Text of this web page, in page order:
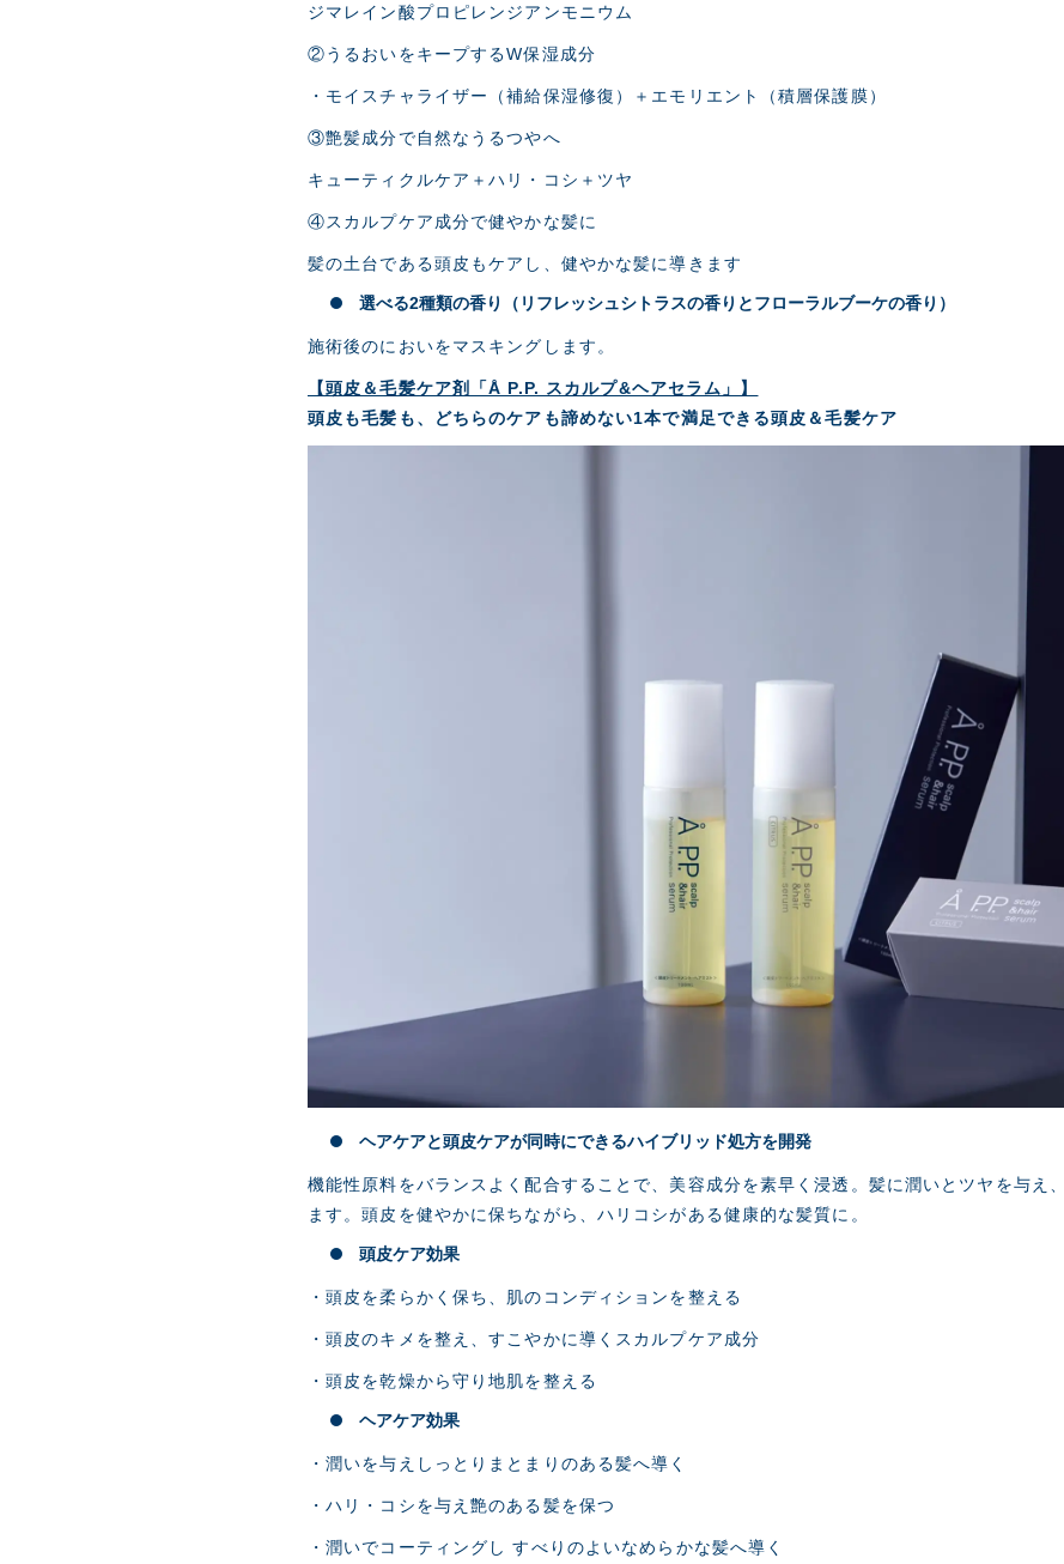
ジマレイン酸プロピレンジアンモニウム
②うるおいをキープするW保湿成分
・モイスチャライザー（補給保湿修復）＋エモリエント（積層保護膜）
③艶髪成分で自然なうるつやへ
キューティクルケア＋ハリ・コシ＋ツヤ
④スカルプケア成分で健やかな髪に
髪の土台である頭皮もケアし、健やかな髪に導きます
選べる2種類の香り（リフレッシュシトラスの香りとフローラルブーケの香り）
施術後のにおいをマスキングします。
【頭皮＆毛髪ケア剤「Å P.P. スカルプ&ヘアセラム」】
頭皮も毛髪も、どちらのケアも諦めない1本で満足できる頭皮＆毛髪ケア
ヘアケアと頭皮ケアが同時にできるハイブリッド処方を開発
機能性原料をバランスよく配合することで、美容成分を素早く浸透。髪に潤いとツヤを与え
ます。頭皮を健やかに保ちながら、ハリコシがある健康的な髪質に。
頭皮ケア効果
・頭皮を柔らかく保ち、肌のコンディションを整える
・頭皮のキメを整え、すこやかに導くスカルプケア成分
・頭皮を乾燥から守り地肌を整える
ヘアケア効果
・潤いを与えしっとりまとまりのある髪へ導く
・ハリ・コシを与え艶のある髪を保つ
・潤いでコーティングし すべりのよいなめらかな髪へ導く